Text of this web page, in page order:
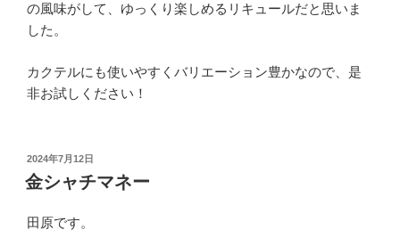
の風味がして、ゆっくり楽しめるリキュールだと思いま
した。
カクテルにも使いやすくバリエーション豊かなので、是
非お試しください！
投
稿
日:
2024年7月12日
金シャチマネー
田原です。